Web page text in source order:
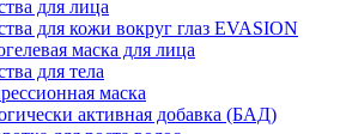
для лица
для кожи вокруг глаз EVASION
маска для лица
для тела
маска
активная добавка (БАД)